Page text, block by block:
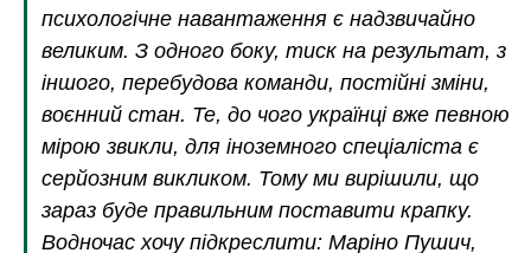
психологічне навантаження є надзвичайно
великим. З одного боку, тиск на результат, з
іншого, перебудова команди, постійні зміни,
воєнний стан. Те, до чого українці вже певною
мірою звикли, для іноземного спеціаліста є
серйозним викликом. Тому ми вирішили, що
зараз буде правильним поставити крапку.
Водночас хочу підкреслити: Маріно Пушич,